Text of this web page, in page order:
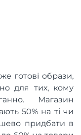
готові образи,
для тих, кому
Магазин
50% на ті чи
придбати в